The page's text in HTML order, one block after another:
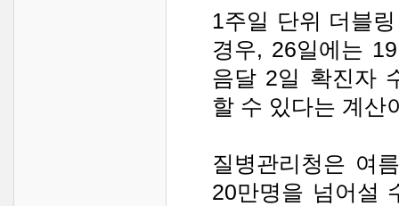
1주일 단위 더블
경우, 26일에는
음달 2일 확진자
할 수 있다는 계산
질병관리청은 여
20만명을 넘어설